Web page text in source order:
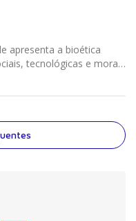
apresenta a bioética
tecnológicas e morais
A autora demostra
doenças crônicas e
obra apresenta a
uma abordagem que
e confiança, a BCS